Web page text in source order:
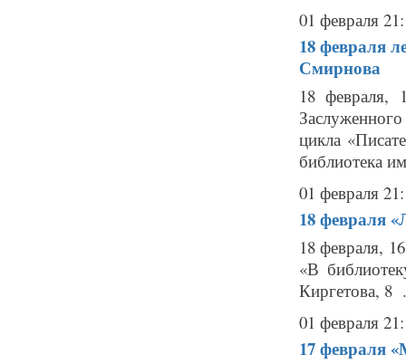
01 февраля
18 февраля
Смирнова
18 февраля,
цикла
библиотека
01 февраля
18 февраля
18 февраля,
«В
Киргетова, 8
01 февраля
17 февраля